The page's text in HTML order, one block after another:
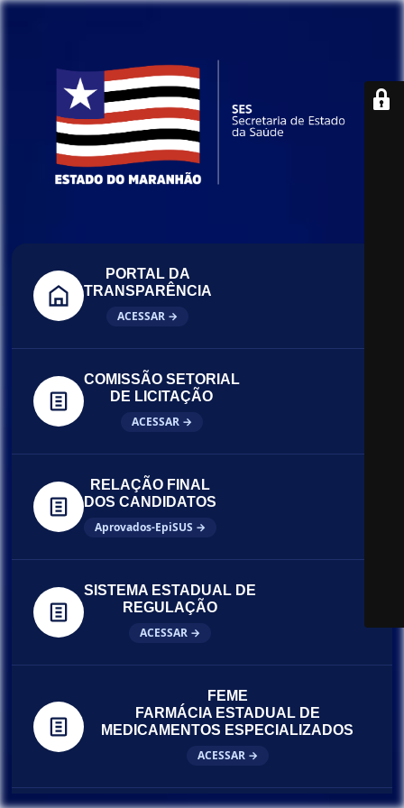
PORTAL DA
TRANSPARÊNCIA
ACESSAR →
COMISSÃO SETORIAL
DE LICITAÇÃO
ACESSAR →
RELAÇÃO FINAL
DOS CANDIDATOS
Aprovados-EpiSUS →
SISTEMA ESTADUAL DE
REGULAÇÃO
ACESSAR →
FEME
FARMÁCIA ESTADUAL DE
MEDICAMENTOS ESPECIALIZADOS
ACESSAR →